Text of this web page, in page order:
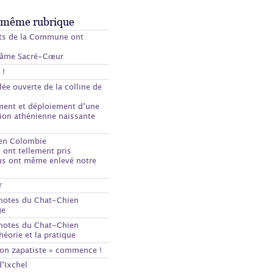
rubrique
de la Commune ont
Sacré-Cœur
!
ouverte de la colline de
et déploiement d’une
athénienne naissante
Colombie
ont tellement pris
ont même enlevé notre
du Chat-Chien
du Chat-Chien
et la pratique
zapatiste » commence !